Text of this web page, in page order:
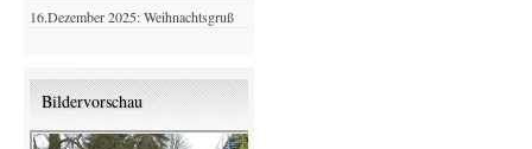
16.Dezember 2025: Weihnachtsgruß
Bildervorschau